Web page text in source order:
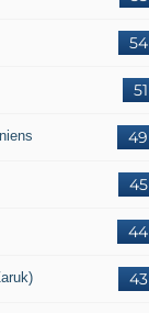
54
51
49
45
44
43